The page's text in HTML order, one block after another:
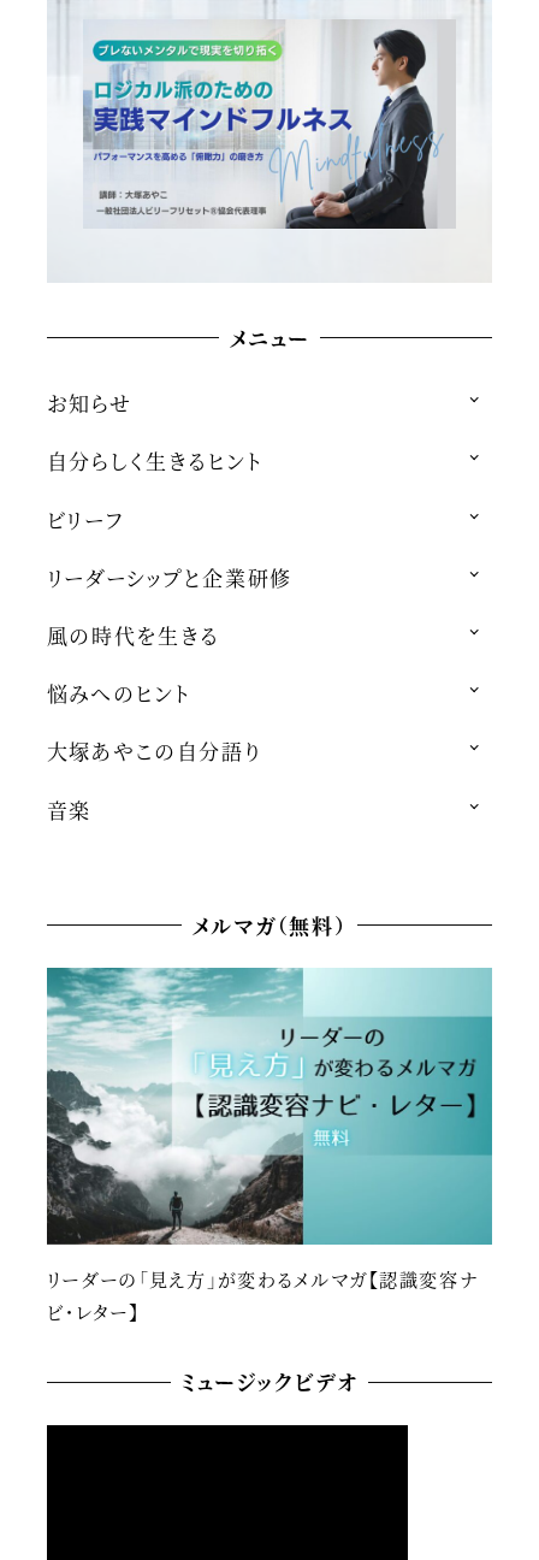
メニュー
お知らせ
自分らしく生きるヒント
ビリーフ
リーダーシップと企業研修
風の時代を生きる
悩みへのヒント
大塚あやこの自分語り
音楽
メルマガ（無料）
リーダーの「見え方」が変わるメルマガ【認識変容ナ
ビ・レター】
ミュージックビデオ